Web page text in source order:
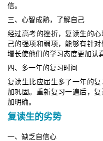
信。
三、心智成熟，了解自己
经过高考的挫折，复读生的
己的强项和弱项，能够有针
增长使他们的学习态度更加认
四、多一年的复习时间
复读生比应届生多了一年的
加巩固。重新复习一遍后，
加明确。
复读生的劣势
一、缺乏自信心